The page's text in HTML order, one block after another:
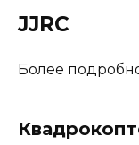
JJRC
Более